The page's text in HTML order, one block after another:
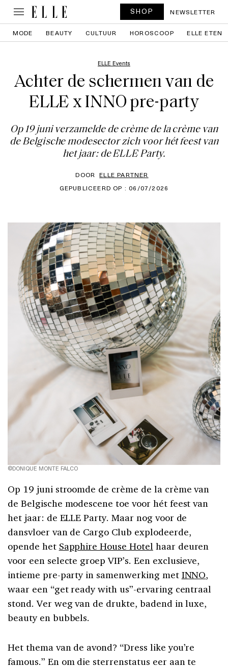
SHOP NEWSLETTER
MODE BEAUTY CULTUUR HOROSCOOP ELLE ETEN
ELLE Events
Achter de schermen van de
ELLE x INNO pre-party
Op 19 juni verzamelde de crème de la crème van
de Belgische modesector zich voor hét feest van
het jaar: de ELLE Party.
DOOR ELLE PARTNER
GEPUBLICEERD OP : 06/07/2026
©DONIQUE MONTE FALCO
Op 19 juni stroomde de crème de la crème van
de Belgische modescene toe voor hét feest van
het jaar: de ELLE Party. Maar nog voor de
dansvloer van de Cargo Club explodeerde,
opende het Sapphire House Hotel haar deuren
voor een selecte groep VIP’s. Een exclusieve,
intieme pre-party in samenwerking met INNO,
waar een “get ready with us”-ervaring centraal
stond. Ver weg van de drukte, badend in luxe,
beauty en bubbels.
Het thema van de avond? “Dress like you’re
famous.” En om die sterrenstatus eer aan te